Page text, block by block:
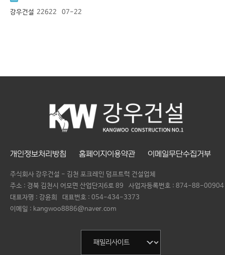
강우건설 22622 07-22
개인정보처리방침 홈페이지이용약관 이메일무단수집거부
주식회사 강우건설 - 김천 포크레인 덤프트럭 건설업체
주소 : 경북 김천시 어모면 산업단지6로 89
사업자등록번호 : 874-88-00904
대표자명 : 강윤희 대표번호 : 054-434-3373
이메일 : kangwoo8886@naver.com